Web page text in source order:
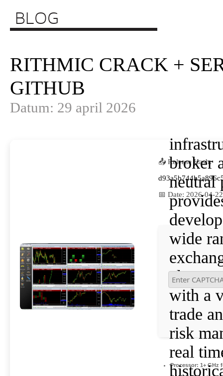
BLOG
RITHMIC CRACK +
GITHUB
Datum: 29 april 2026
📤 Release Hash:
📅 Date: 2026-04-22
Processor: 1+ GHz
broker
neutral
wide
with a
trade
risk
real